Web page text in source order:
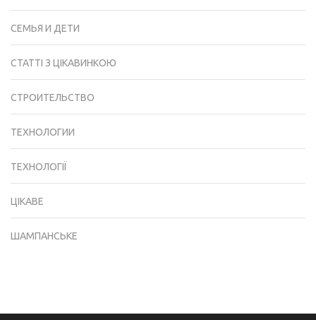
СЕМЬЯ И ДЕТИ
СТАТТІ З ЦІКАВИНКОЮ
СТРОИТЕЛЬСТВО
ТЕХНОЛОГИИ
ТЕХНОЛОГІЇ
ЦІКАВЕ
ШАМПАНСЬКЕ